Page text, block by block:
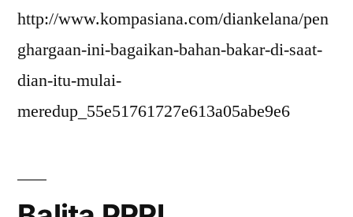
http://www.kompasiana.com/diankelana/pen
ghargaan-ini-bagaikan-bahan-bakar-di-saat-
dian-itu-mulai-
meredup_55e51761727e613a05abe9e6